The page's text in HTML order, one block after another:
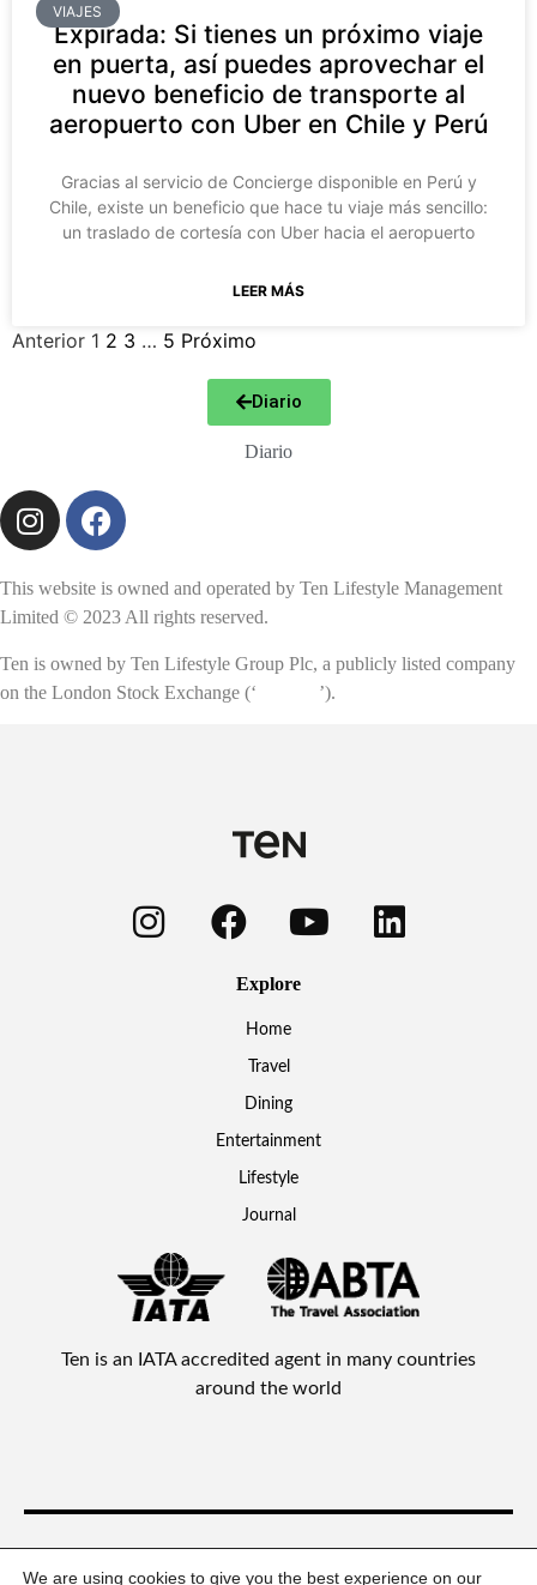
VIAJES
Expirada: Si tienes un próximo viaje
en puerta, así puedes aprovechar el
nuevo beneficio de transporte al
aeropuerto con Uber en Chile y Perú
Gracias al servicio de Concierge disponible en Perú y
Chile, existe un beneficio que hace tu viaje más sencillo:
un traslado de cortesía con Uber hacia el aeropuerto
LEER MÁS
Anterior 1 2 3 … 5 Próximo
Diario
Diario
This website is owned and operated by Ten Lifestyle Management
Limited © 2023 All rights reserved.
Ten is owned by Ten Lifestyle Group Plc, a publicly listed company
on the London Stock Exchange (‘
’).
Explore
Home
Travel
Dining
Entertainment
Lifestyle
Journal
Ten is an IATA accredited agent in many countries
around the world
Ten Lifestyle Management Limited © 2026 All rights reserved.
We are using cookies to give you the best experience on our